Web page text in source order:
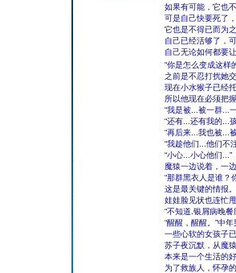
如果有可能，它也
可是自己快要死了
它也是不得已而为
自己已经活够了，
自己无论如何都要
“你是怎么变成这样
之前是不忍打扰她
现在小水猴子已经
所以他现在必须把
“我是被...被一群...
“还有...还有我的...
“再后来...我也被...
“我趁他们...他们不
“小心...小心他们...”
魔猿一边说着，一
“那群黑衣人是谁？
这是最关键的情报。
娃娃脸见状也连忙
“不知道.银屑病晚
“醒醒，醒醒。”中
一些心软的女孩子
苏子夜沉默，从魔
本来是一个生活的
为了救族人，怀孕